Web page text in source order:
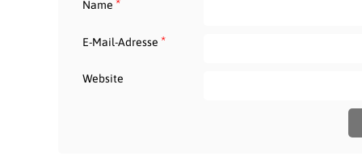
Name *
E-Mail-Adresse *
Website